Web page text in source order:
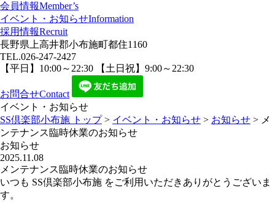
会員情報Member’s
イベント・お知らせInformation
採用情報Recruit
長野県上高井郡小布施町都住1160
TEL.026-247-2427
【平日】10:00～22:30 【土日祝】9:00～22:30
お問合せContact
イベント・お知らせ
SS倶楽部小布施 トップ> イベント・お知らせ > お知らせ > メ
ンテナンス臨時休業のお知らせ
お知らせ
2025.11.08
メンテナンス臨時休業のお知らせ
いつも SS倶楽部小布施 をご利用いただきありがとうございま
す。